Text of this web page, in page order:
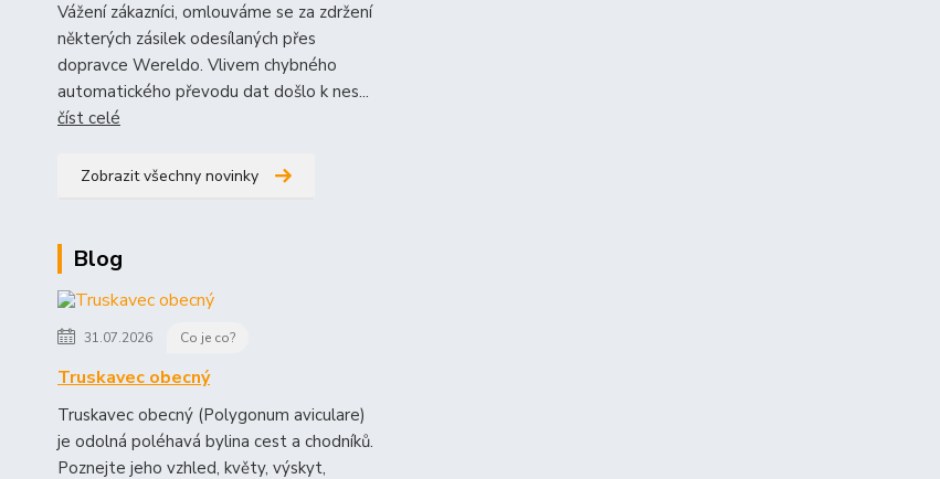
Vážení zákazníci, omlouváme se za zdržení
některých zásilek odesílaných přes
dopravce Wereldo. Vlivem chybného
automatického převodu dat došlo k nes...
číst celé
Zobrazit všechny novinky
Blog
31.07.2026 Co je co?
Truskavec obecný
Truskavec obecný (Polygonum aviculare)
je odolná poléhavá bylina cest a chodníků.
Poznejte jeho vzhled, květy, výskyt,